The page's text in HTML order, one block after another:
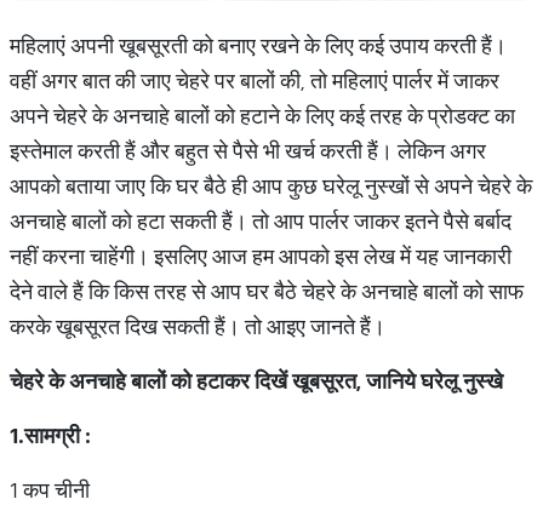
महिलाएं अपनी खूबसूरती को बनाए रखने के लिए कई उपाय करती हैं।
वहीं अगर बात की जाए चेहरे पर बालों की, तो महिलाएं पार्लर में जाकर
अपने चेहरे के अनचाहे बालों को हटाने के लिए कई तरह के प्रोडक्ट का
इस्तेमाल करती हैं और बहुत से पैसे भी खर्च करती हैं। लेकिन अगर
आपको बताया जाए कि घर बैठे ही आप कुछ घरेलू नुस्खों से अपने चेहरे के
अनचाहे बालों को हटा सकती हैं। तो आप पार्लर जाकर इतने पैसे बर्बाद
नहीं करना चाहेंगी। इसलिए आज हम आपको इस लेख में यह जानकारी
देने वाले हैं कि किस तरह से आप घर बैठे चेहरे के अनचाहे बालों को साफ
करके खूबसूरत दिख सकती हैं। तो आइए जानते हैं।
चेहरे के अनचाहे बालों को हटाकर दिखें खूबसूरत, जानिये घरेलू नुस्खे
1.सामग्री :
1 कप चीनी